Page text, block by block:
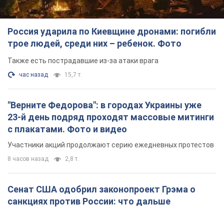
Сенат США одобрил законопроект Грэма о
санкциях против России: что дальше
Документ предусматривает новые экономические